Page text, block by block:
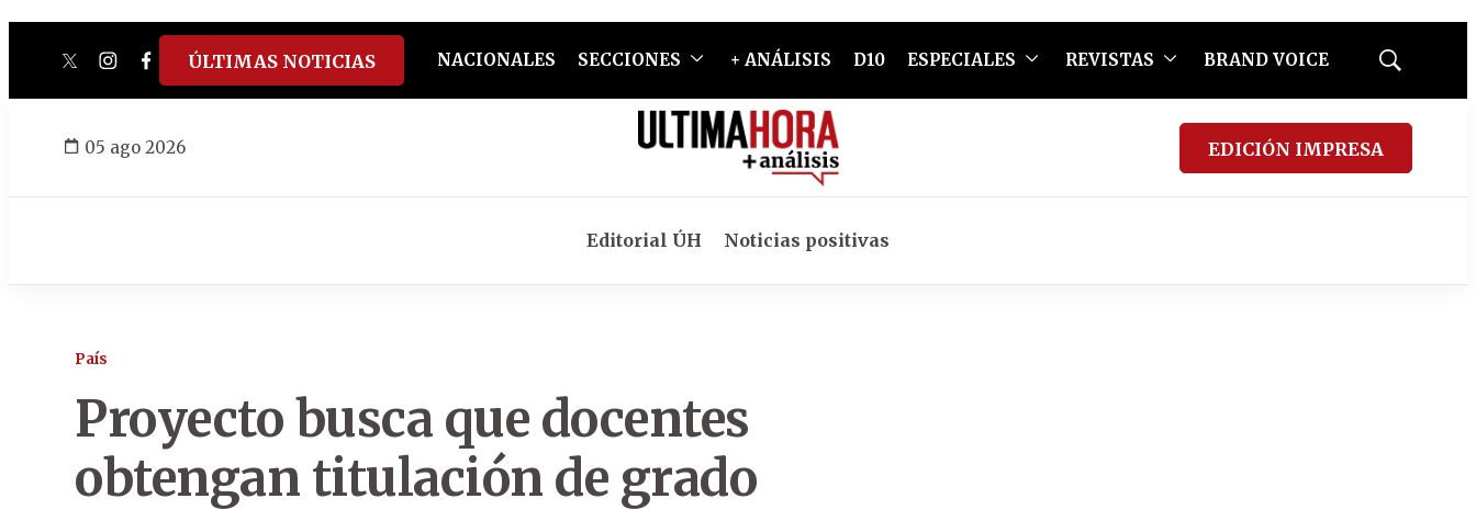
twitterinstagram
facebook
tiktokyoutube
spotify
ÚLTIMAS NOTICIAS NACIONALES SECCIONES + ANÁLISIS D10 ESPECIALES REVISTAS BRAND VOICE
Mostrar
05 ago 2026 EDICIÓN IMPRESA
Editorial ÚH Noticias positivas
País
Proyecto busca que docentes
obtengan titulación de grado